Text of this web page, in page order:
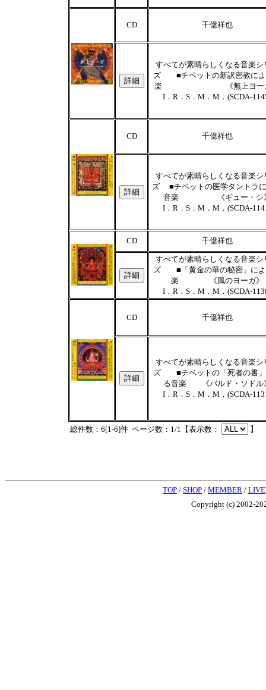
CD 千億祥也
すべてが素晴らしくなる音楽シ
ズ ■チベットの新訳密教によ
楽 《無上ヨー
I．R．S．M．M．(SCDA-
CD 千億祥也
すべてが素晴らしくなる音楽シ
ズ ■チベットの医学タントラ
音楽 《ギュー・シ
I．R．S．M．M．(SCDA-
CD 千億祥也
すべてが素晴らしくなる音楽シ
ズ ■「黄金の華の秘密」によ
楽 《風のヨーガ》
I．R．S．M．M．(SCDA-
CD 千億祥也
すべてが素晴らしくなる音楽シ
ズ ■チベットの「死者の書」
る音楽 《バルド・ソドル
I．R．S．M．M．(SCDA-
総件数：6[1-6]件 ページ数：1/1【表示数： 】
TOP / SHOP / MEMBER / LIVE
Copyright (c) 2002-